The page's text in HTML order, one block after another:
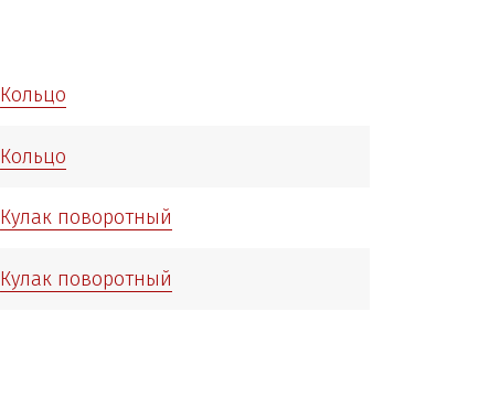
Кольцо
Кольцо
Кулак поворотный
Кулак поворотный